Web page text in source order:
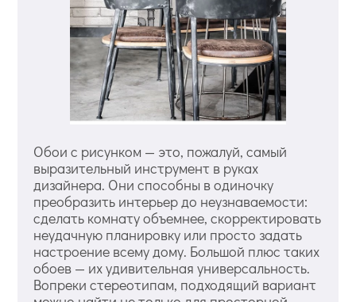
Обои с рисунком — это, пожалуй, самый
выразительный инструмент в руках
дизайнера. Они способны в одиночку
преобразить интерьер до неузнаваемости:
сделать комнату объемнее, скорректировать
неудачную планировку или просто задать
настроение всему дому. Большой плюс таких
обоев — их удивительная универсальность.
Вопреки стереотипам, подходящий вариант